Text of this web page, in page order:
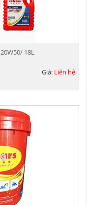
18L
Giá: Liên hệ